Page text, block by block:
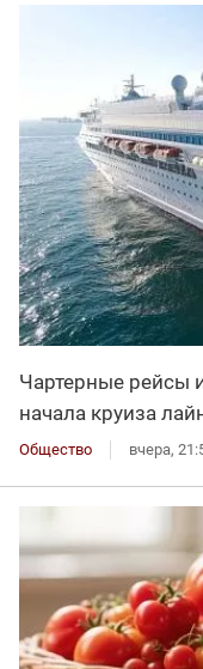
Чартерные рейсы
начала круиза
Общество вчера,